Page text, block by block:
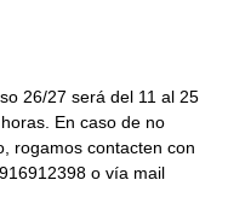
26/27 será del 11 al 25
En caso de no
rogamos contacten con
o vía mail